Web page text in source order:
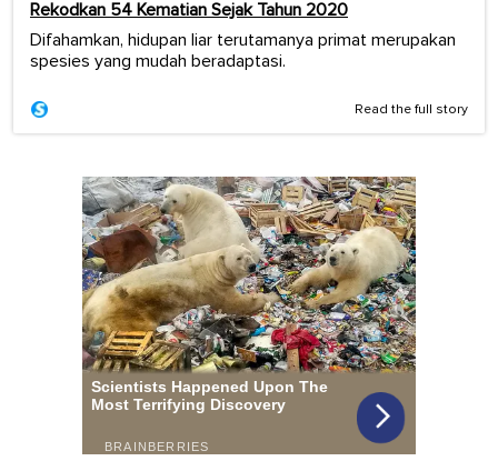
Rekodkan 54 Kematian Sejak Tahun 2020
Difahamkan, hidupan liar terutamanya primat merupakan
spesies yang mudah beradaptasi.
Read the full story